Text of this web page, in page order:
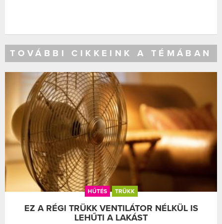
TOVÁBBI CIKKEINK A TÉMÁBAN
HŰTÉS TRÜKK
EZ A RÉGI TRÜKK VENTILÁTOR NÉLKÜL IS
LEHŰTI A LAKÁST